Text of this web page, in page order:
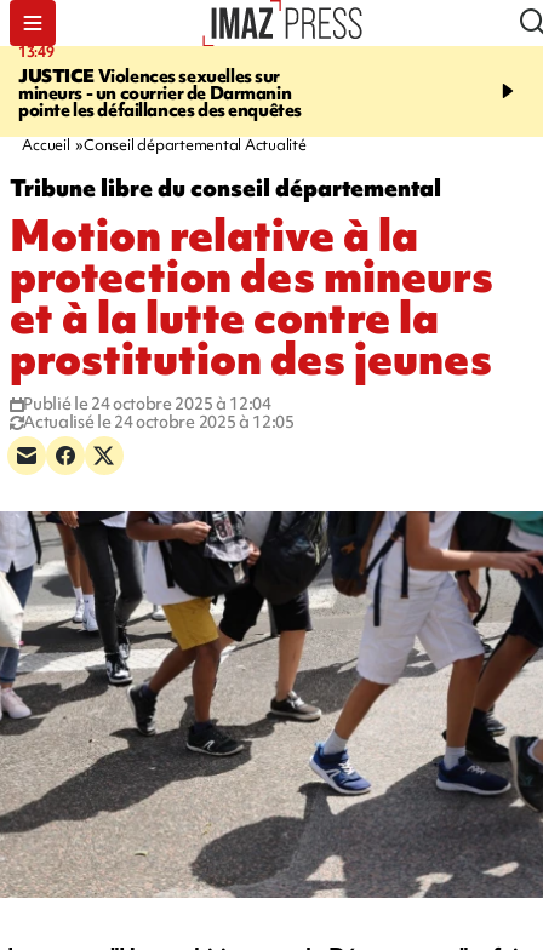
13:49
JUSTICEViolences sexuelles sur
mineurs - un courrier de Darmanin
pointe les défaillances des enquêtes
17:59
Corniche - la route du
Accueil Conseil départemental Actualité
Tribune libre du conseil départemental
Motion relative à la
protection des mineurs
et à la lutte contre la
prostitution des jeunes
Publié le 24 octobre 2025 à 12:04
Actualisé le 24 octobre 2025 à 12:05